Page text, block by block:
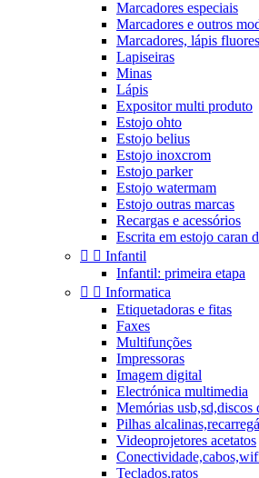
Marcadores especiais
Marcadores e outros
Marcadores, lápis
Lapiseiras
Minas
Lápis
Expositor multi produto
Estojo ohto
Estojo belius
Estojo inoxcrom
Estojo parker
Estojo watermam
Estojo outras marcas
Recargas e acessórios
Escrita em estojo caran
  Infantil
Infantil: primeira etapa
  Informatica
Etiquetadoras e fitas
Faxes
Multifunções
Impressoras
Imagem digital
Electrónica multimedia
Memórias usb,sd,discos
Pilhas
Videoprojetores acetatos
Teclados,ratos